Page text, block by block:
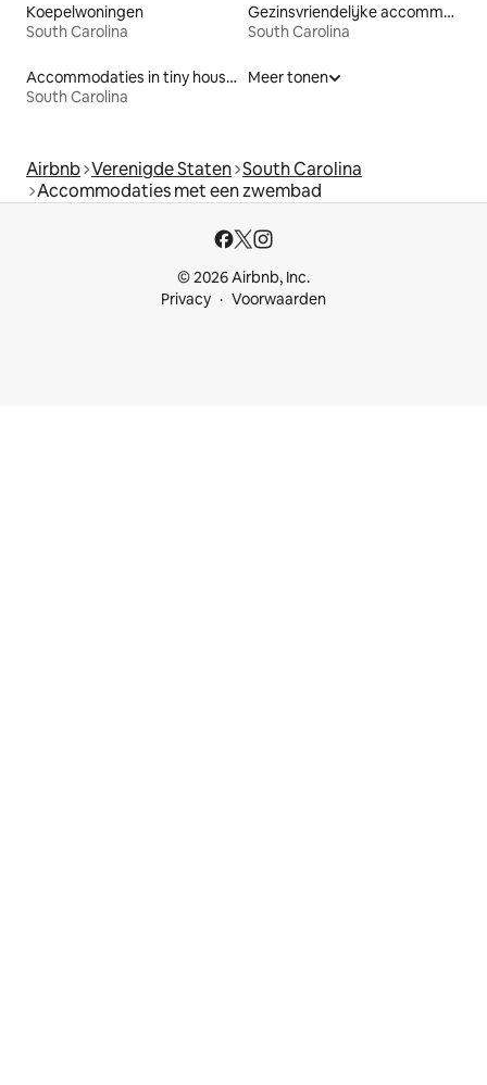
Koepelwoningen
South Carolina
Gezinsvriendelijke accommodaties
South Carolina
Accommodaties in tiny houses
South Carolina
Meer tonen
Airbnb Verenigde Staten South Carolina
Accommodaties met een zwembad
© 2026 Airbnb, Inc.
Privacy
Voorwaarden